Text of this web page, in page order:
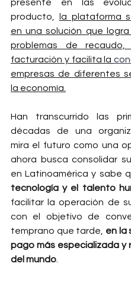
presente en las
producto,
la plataforma
en una solución que logra
problemas de recaudo,
facturación y facilita la
empresas de diferentes
la economía.
Han transcurrido las
décadas de una
mira el futuro como una
ahora busca consolidar
en Latinoamérica y sabe
tecnología y el talento
facilitar la operación de
con el objetivo de
temprano que tarde, en la
pago más especializada y
del mundo.